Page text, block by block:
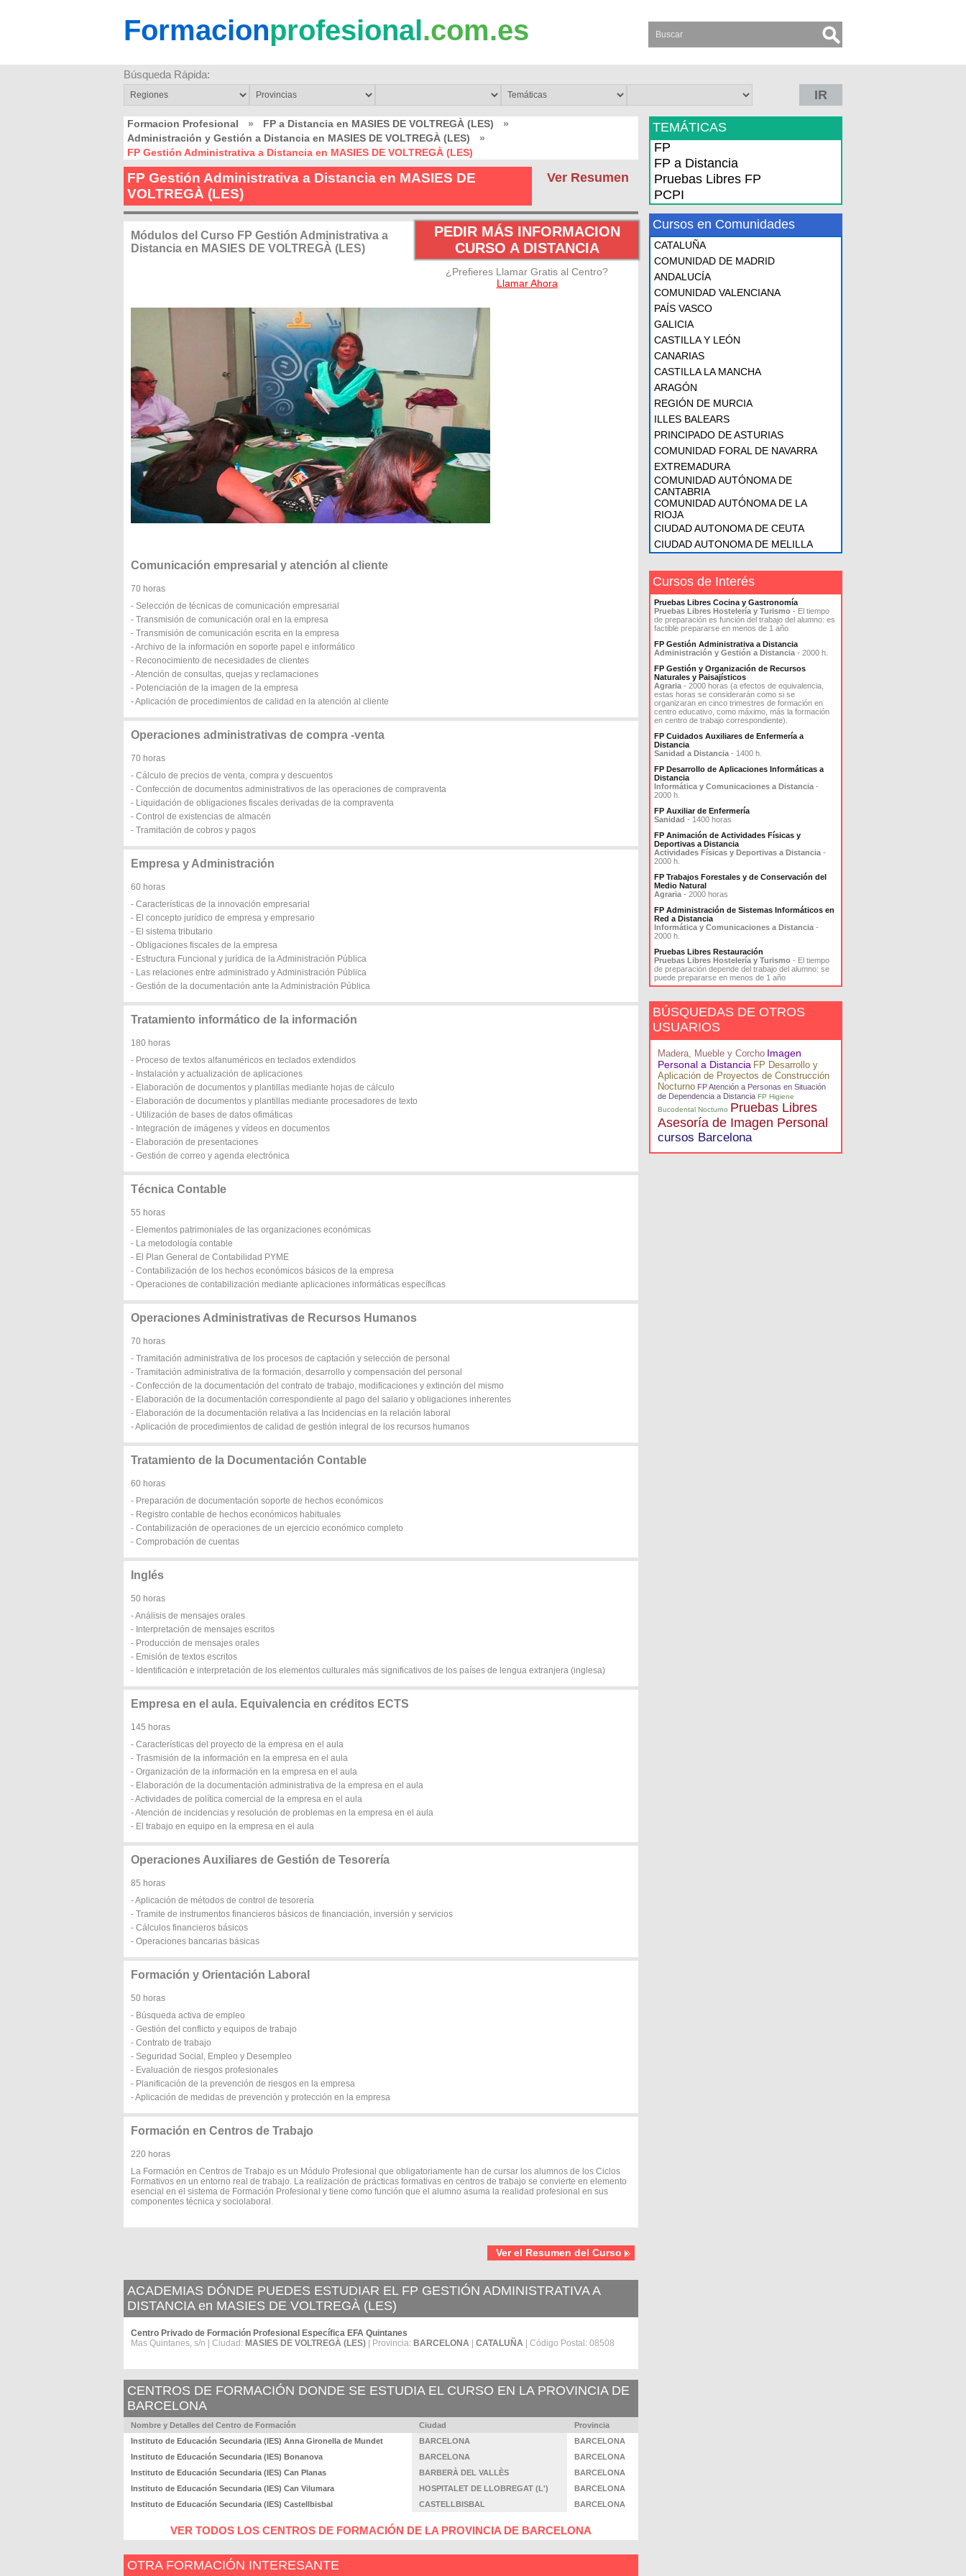
Formacionprofesional.com.es
Búsqueda Rápida:
IR
Formacion Profesional » FP a Distancia en MASIES DE VOLTREGÀ (LES)
»
Administración y Gestión a Distancia en MASIES DE VOLTREGÀ (LES)
»
FP Gestión Administrativa a Distancia en MASIES DE VOLTREGÀ (LES)
Ver Resumen
FP Gestión Administrativa a Distancia en MASIES DE
VOLTREGÀ (LES)
PEDIR MÁS INFORMACION
CURSO A DISTANCIA
¿Prefieres Llamar Gratis al Centro?
Llamar Ahora
Módulos del Curso FP Gestión Administrativa a
Distancia en MASIES DE VOLTREGÀ (LES)
Comunicación empresarial y atención al cliente
70 horas
- Selección de técnicas de comunicación empresarial
- Transmisión de comunicación oral en la empresa
- Transmisión de comunicación escrita en la empresa
- Archivo de la información en soporte papel e informático
- Reconocimiento de necesidades de clientes
- Atención de consultas, quejas y reclamaciones
- Potenciación de la imagen de la empresa
- Aplicación de procedimientos de calidad en la atención al cliente
Operaciones administrativas de compra -venta
70 horas
- Cálculo de precios de venta, compra y descuentos
- Confección de documentos administrativos de las operaciones de compraventa
- Liquidación de obligaciones fiscales derivadas de la compraventa
- Control de existencias de almacén
- Tramitación de cobros y pagos
Empresa y Administración
60 horas
- Características de la innovación empresarial
- El concepto jurídico de empresa y empresario
- El sistema tributario
- Obligaciones fiscales de la empresa
- Estructura Funcional y jurídica de la Administración Pública
- Las relaciones entre administrado y Administración Pública
- Gestión de la documentación ante la Administración Pública
Tratamiento informático de la información
180 horas
- Proceso de textos alfanuméricos en teclados extendidos
- Instalación y actualización de aplicaciones
- Elaboración de documentos y plantillas mediante hojas de cálculo
- Elaboración de documentos y plantillas mediante procesadores de texto
- Utilización de bases de datos ofimáticas
- Integración de imágenes y vídeos en documentos
- Elaboración de presentaciones
- Gestión de correo y agenda electrónica
Técnica Contable
55 horas
- Elementos patrimoniales de las organizaciones económicas
- La metodología contable
- El Plan General de Contabilidad PYME
- Contabilización de los hechos económicos básicos de la empresa
- Operaciones de contabilización mediante aplicaciones informáticas específicas
Operaciones Administrativas de Recursos Humanos
70 horas
- Tramitación administrativa de los procesos de captación y selección de personal
- Tramitación administrativa de la formación, desarrollo y compensación del personal
- Confección de la documentación del contrato de trabajo, modificaciones y extinción del mismo
- Elaboración de la documentación correspondiente al pago del salario y obligaciones inherentes
- Elaboración de la documentación relativa a las Incidencias en la relación laboral
- Aplicación de procedimientos de calidad de gestión integral de los recursos humanos
Tratamiento de la Documentación Contable
60 horas
- Preparación de documentación soporte de hechos económicos
- Registro contable de hechos económicos habituales
- Contabilización de operaciones de un ejercicio económico completo
- Comprobación de cuentas
Inglés
50 horas
- Análisis de mensajes orales
- Interpretación de mensajes escritos
- Producción de mensajes orales
- Emisión de textos escritos
- Identificación e interpretación de los elementos culturales más significativos de los países de lengua extranjera (inglesa)
Empresa en el aula. Equivalencia en créditos ECTS
145 horas
- Características del proyecto de la empresa en el aula
- Trasmisión de la información en la empresa en el aula
- Organización de la información en la empresa en el aula
- Elaboración de la documentación administrativa de la empresa en el aula
- Actividades de política comercial de la empresa en el aula
- Atención de incidencias y resolución de problemas en la empresa en el aula
- El trabajo en equipo en la empresa en el aula
Operaciones Auxiliares de Gestión de Tesorería
85 horas
- Aplicación de métodos de control de tesorería
- Tramite de instrumentos financieros básicos de financiación, inversión y servicios
- Cálculos financieros básicos
- Operaciones bancarias básicas
Formación y Orientación Laboral
50 horas
- Búsqueda activa de empleo
- Gestión del conflicto y equipos de trabajo
- Contrato de trabajo
- Seguridad Social, Empleo y Desempleo
- Evaluación de riesgos profesionales
- Planificación de la prevención de riesgos en la empresa
- Aplicación de medidas de prevención y protección en la empresa
Formación en Centros de Trabajo
220 horas
La Formación en Centros de Trabajo es un Módulo Profesional que obligatoriamente han de cursar los alumnos de los Ciclos
Formativos en un entorno real de trabajo. La realización de prácticas formativas en centros de trabajo se convierte en elemento
esencial en el sistema de Formación Profesional y tiene como función que el alumno asuma la realidad profesional en sus
componentes técnica y sociolaboral.
Ver el Resumen del Curso
ACADEMIAS DÓNDE PUEDES ESTUDIAR EL FP GESTIÓN ADMINISTRATIVA A
DISTANCIA en MASIES DE VOLTREGÀ (LES)
Centro Privado de Formación Profesional Específica EFA Quintanes
Mas Quintanes, s/n | Ciudad: MASIES DE VOLTREGÀ (LES) | Provincia: BARCELONA CATALUÑA | Código Postal: 08508
CENTROS DE FORMACIÓN DONDE SE ESTUDIA EL CURSO EN LA PROVINCIA DE
BARCELONA
Nombre y Detalles del Centro de Formación Ciudad
Provincia
Instituto de Educación Secundaria (IES) Anna Gironella de Mundet
BARCELONA
BARCELONA
Instituto de Educación Secundaria (IES) Bonanova
BARCELONA
BARCELONA
Instituto de Educación Secundaria (IES) Can Planas
BARBERÀ DEL VALLÈS
BARCELONA
Instituto de Educación Secundaria (IES) Can Vilumara
HOSPITALET DE LLOBREGAT (L')
BARCELONA
Instituto de Educación Secundaria (IES) Castellbisbal
CASTELLBISBAL BARCELONA
VER TODOS LOS CENTROS DE FORMACIÓN DE LA PROVINCIA DE BARCELONA
OTRA FORMACIÓN INTERESANTE
TEMÁTICAS
FP
FP a Distancia
Pruebas Libres FP
PCPI
Cursos en Comunidades
CATALUÑA
COMUNIDAD DE MADRID
ANDALUCÍA
COMUNIDAD VALENCIANA
PAÍS VASCO
GALICIA
CASTILLA Y LEÓN
CANARIAS
CASTILLA LA MANCHA
ARAGÓN
REGIÓN DE MURCIA
ILLES BALEARS
PRINCIPADO DE ASTURIAS
COMUNIDAD FORAL DE NAVARRA
EXTREMADURA
COMUNIDAD AUTÓNOMA DE
CANTABRIA
COMUNIDAD AUTÓNOMA DE LA
RIOJA
CIUDAD AUTONOMA DE CEUTA
CIUDAD AUTONOMA DE MELILLA
Cursos de Interés
Pruebas Libres Cocina y Gastronomía
Pruebas Libres Hostelería y Turismo - El tiempo
de preparación es función del trabajo del alumno: es
factible prepararse en menos de 1 año
FP Gestión Administrativa a Distancia
Administración y Gestión a Distancia - 2000 h.
FP Gestión y Organización de Recursos
Naturales y Paisajísticos
Agraria - 2000 horas (a efectos de equivalencia,
estas horas se considerarán como si se
organizaran en cinco trimestres de formación en
centro educativo, como máximo, más la formación
en centro de trabajo correspondiente).
FP Cuidados Auxiliares de Enfermería a
Distancia
Sanidad a Distancia - 1400 h.
FP Desarrollo de Aplicaciones Informáticas a
Distancia
Informática y Comunicaciones a Distancia -
2000 h.
FP Auxiliar de Enfermería
Sanidad - 1400 horas
FP Animación de Actividades Físicas y
Deportivas a Distancia
Actividades Físicas y Deportivas a Distancia -
2000 h.
FP Trabajos Forestales y de Conservación del
Medio Natural
Agraria - 2000 horas
FP Administración de Sistemas Informáticos en
Red a Distancia
Informática y Comunicaciones a Distancia -
2000 h.
Pruebas Libres Restauración
Pruebas Libres Hostelería y Turismo - El tiempo
de preparación depende del trabajo del alumno: se
puede prepararse en menos de 1 año
BÚSQUEDAS DE OTROS
USUARIOS
Madera, Mueble y Corcho Imagen
Personal a Distancia FP Desarrollo y
Aplicación de Proyectos de Construcción
Nocturno FP Atención a Personas en Situación
de Dependencia a Distancia FP Higiene
Bucodental Nocturno Pruebas Libres
Asesoría de Imagen Personal
cursos Barcelona